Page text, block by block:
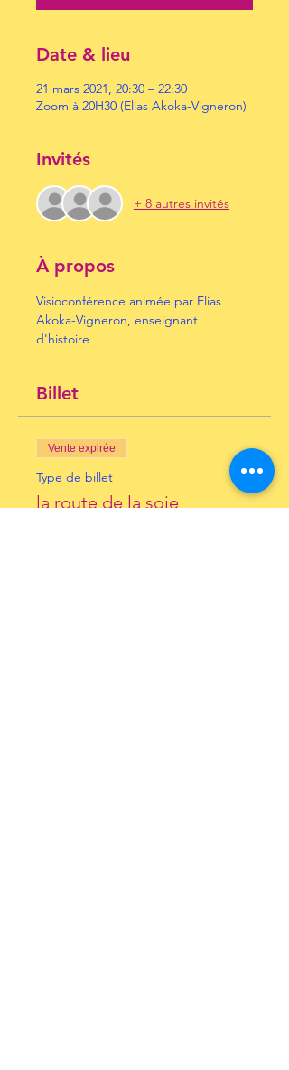
Date & lieu
21 mars 2021, 20:30 – 22:30
Zoom à 20H30 (Elias Akoka-Vigneron)
Invités
+ 8 autres invités
À propos
Visioconférence animée par Elias
Akoka-Vigneron, enseignant
d'histoire
Billet
Vente expirée
Type de billet
la route de la soie